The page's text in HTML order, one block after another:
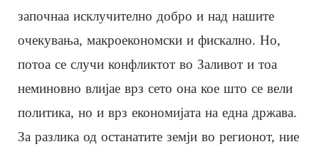
започнаа исклучително добро и над нашите
очекувања, макроекономски и фискално. Но,
потоа се случи конфликтот во Заливот и тоа
неминовно влијае врз сето она кое што се вели
политика, но и врз економијата на една држава.
За разлика од останатите земји во регионот, ние